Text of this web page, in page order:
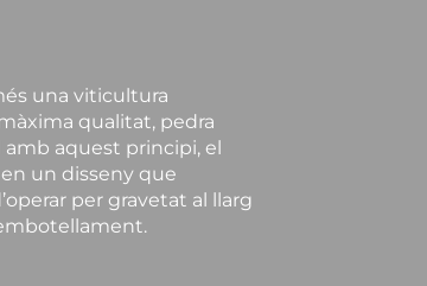
una viticultura
qualitat, pedra
aquest principi, el
un disseny que
per gravetat al llarg